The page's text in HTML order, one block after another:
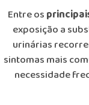
Entre os
exposição a
urinárias
sintomas mais
necessidade